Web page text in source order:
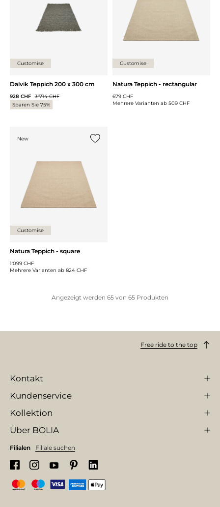
Customise
Dalvik Teppich 200 x 300 cm
928 CHF 3'714 CHF
Sparen Sie 75%
Customise
Natura Teppich - rectangular
679 CHF
Mehrere Varianten ab 509 CHF
New
Customise
Natura Teppich - square
1'099 CHF
Mehrere Varianten ab 824 CHF
Angezeigt werden 65 von 65 Produkten
Free ride to the top
Kontakt
Kundenservice
Kollektion
Über BOLIA
Filialen Filiale suchen